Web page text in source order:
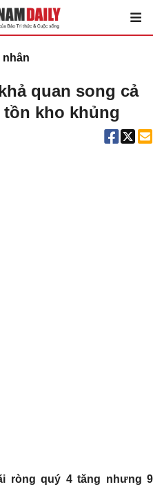
nhân
quan song cả
tồn kho khủng
ròng quý 4 tăng nhưng 9